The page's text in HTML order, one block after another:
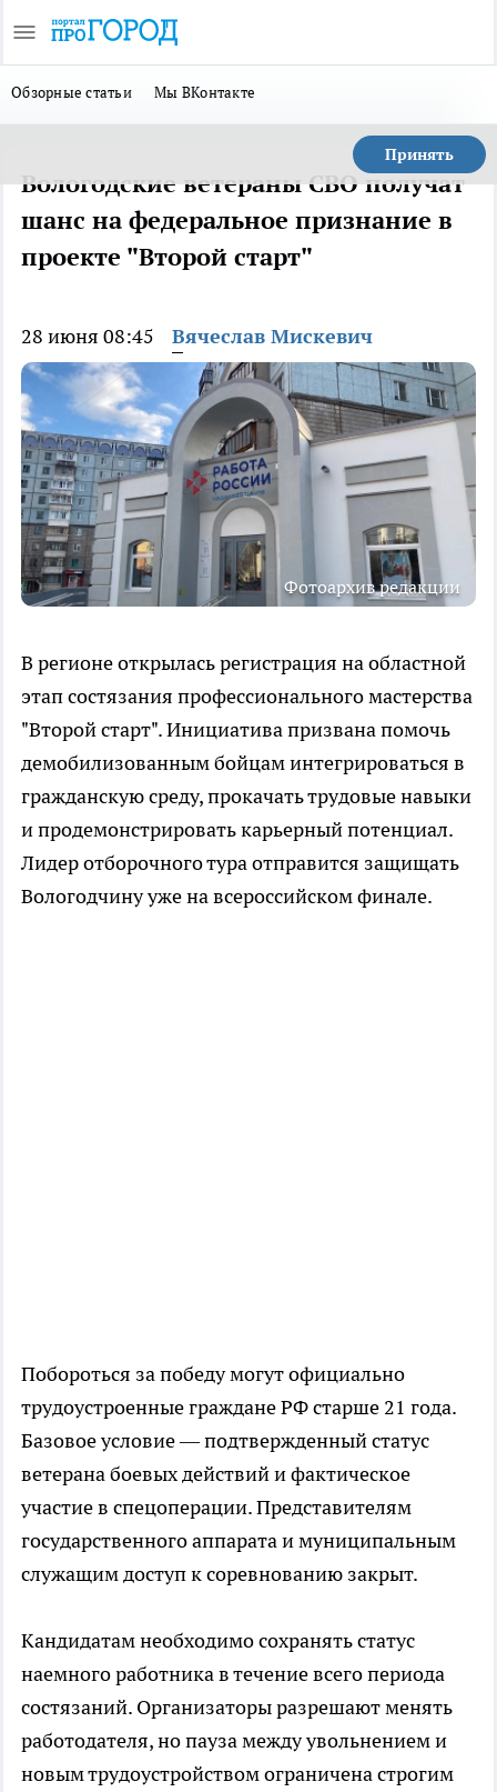
Обзорные статьи Мы ВКонтакте
Принять
Вологодские ветераны СВО получат
шанс на федеральное признание в
проекте "Второй старт"
28 июня 08:45 Вячеслав Мискевич
Фотоархив редакции
В регионе открылась регистрация на областной
этап состязания профессионального мастерства
"Второй старт". Инициатива призвана помочь
демобилизованным бойцам интегрироваться в
гражданскую среду, прокачать трудовые навыки
и продемонстрировать карьерный потенциал.
Лидер отборочного тура отправится защищать
Вологодчину уже на всероссийском финале.
Побороться за победу могут официально
трудоустроенные граждане РФ старше 21 года.
Базовое условие — подтвержденный статус
ветерана боевых действий и фактическое
участие в спецоперации. Представителям
государственного аппарата и муниципальным
служащим доступ к соревнованию закрыт.
Кандидатам необходимо сохранять статус
наемного работника в течение всего периода
состязаний. Организаторы разрешают менять
работодателя, но пауза между увольнением и
новым трудоустройством ограничена строгим